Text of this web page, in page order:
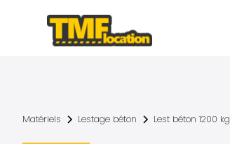
Matériels Lestage béton Lest béton 1200 kg